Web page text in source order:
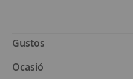
Gustos
Ocasió